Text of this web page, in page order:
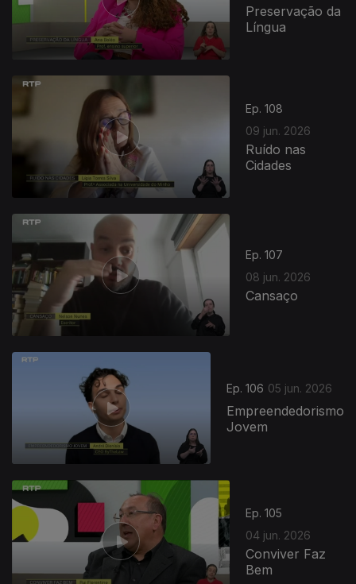
Preservação da
Língua
Ep. 108
09 jun. 2026
Ruído nas
Cidades
Ep. 107
08 jun. 2026
Cansaço
Ep. 106 05 jun. 2026
Empreendedorismo
Jovem
Ep. 105
04 jun. 2026
Conviver Faz
Bem